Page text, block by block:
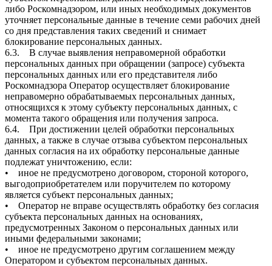
либо Роскомнадзором, или иных необходимых документов
уточняет персональные данные в течение семи рабочих дней
со дня представления таких сведений и снимает
блокирование персональных данных.
6.3. В случае выявления неправомерной обработки
персональных данных при обращении (запросе) субъекта
персональных данных или его представителя либо
Роскомнадзора Оператор осуществляет блокирование
неправомерно обрабатываемых персональных данных,
относящихся к этому субъекту персональных данных, с
момента такого обращения или получения запроса.
6.4. При достижении целей обработки персональных
данных, а также в случае отзыва субъектом персональных
данных согласия на их обработку персональные данные
подлежат уничтожению, если:
• иное не предусмотрено договором, стороной которого,
выгодоприобретателем или поручителем по которому
является субъект персональных данных;
• Оператор не вправе осуществлять обработку без согласия
субъекта персональных данных на основаниях,
предусмотренных Законом о персональных данных или
иными федеральными законами;
• иное не предусмотрено другим соглашением между
Оператором и субъектом персональных данных.